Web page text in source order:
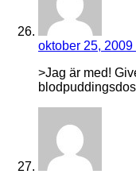
oktober 25, 2009
>Jag är med!